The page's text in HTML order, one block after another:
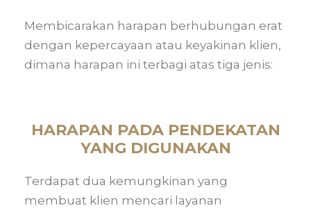
Membicarakan harapan berhubungan erat
dengan kepercayaan atau keyakinan klien,
dimana harapan ini terbagi atas tiga jenis:
HARAPAN PADA PENDEKATAN
YANG DIGUNAKAN
Terdapat dua kemungkinan yang
membuat klien mencari layanan